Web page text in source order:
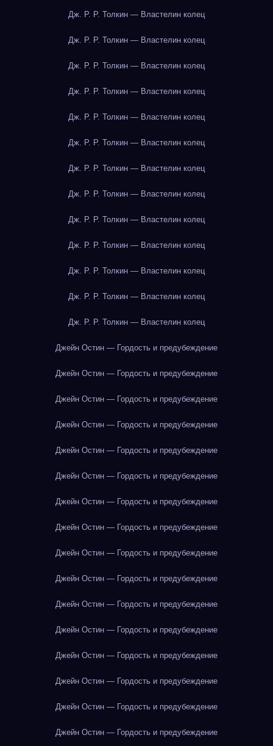
Дж. Р. Р. Толкин — Властелин колец
Дж. Р. Р. Толкин — Властелин колец
Дж. Р. Р. Толкин — Властелин колец
Дж. Р. Р. Толкин — Властелин колец
Дж. Р. Р. Толкин — Властелин колец
Дж. Р. Р. Толкин — Властелин колец
Дж. Р. Р. Толкин — Властелин колец
Дж. Р. Р. Толкин — Властелин колец
Дж. Р. Р. Толкин — Властелин колец
Дж. Р. Р. Толкин — Властелин колец
Дж. Р. Р. Толкин — Властелин колец
Дж. Р. Р. Толкин — Властелин колец
Дж. Р. Р. Толкин — Властелин колец
Джейн Остин — Гордость и предубеждение
Джейн Остин — Гордость и предубеждение
Джейн Остин — Гордость и предубеждение
Джейн Остин — Гордость и предубеждение
Джейн Остин — Гордость и предубеждение
Джейн Остин — Гордость и предубеждение
Джейн Остин — Гордость и предубеждение
Джейн Остин — Гордость и предубеждение
Джейн Остин — Гордость и предубеждение
Джейн Остин — Гордость и предубеждение
Джейн Остин — Гордость и предубеждение
Джейн Остин — Гордость и предубеждение
Джейн Остин — Гордость и предубеждение
Джейн Остин — Гордость и предубеждение
Джейн Остин — Гордость и предубеждение
Джейн Остин — Гордость и предубеждение